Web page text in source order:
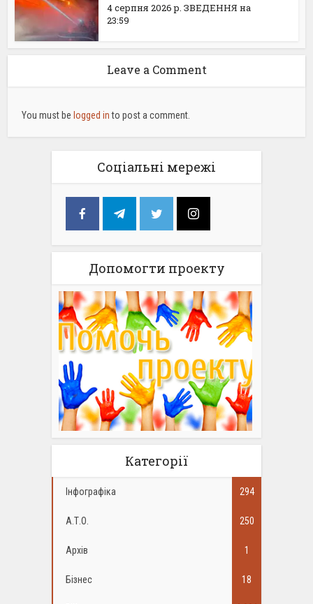
4 серпня 2026 р. ЗВЕДЕННЯ на
23:59
Leave a Comment
You must be logged into post a comment.
Соціальні мережі
Допомогти проекту
Категорії
Інфографіка 294
А.Т.О. 250
Архів 1
Бізнес 18